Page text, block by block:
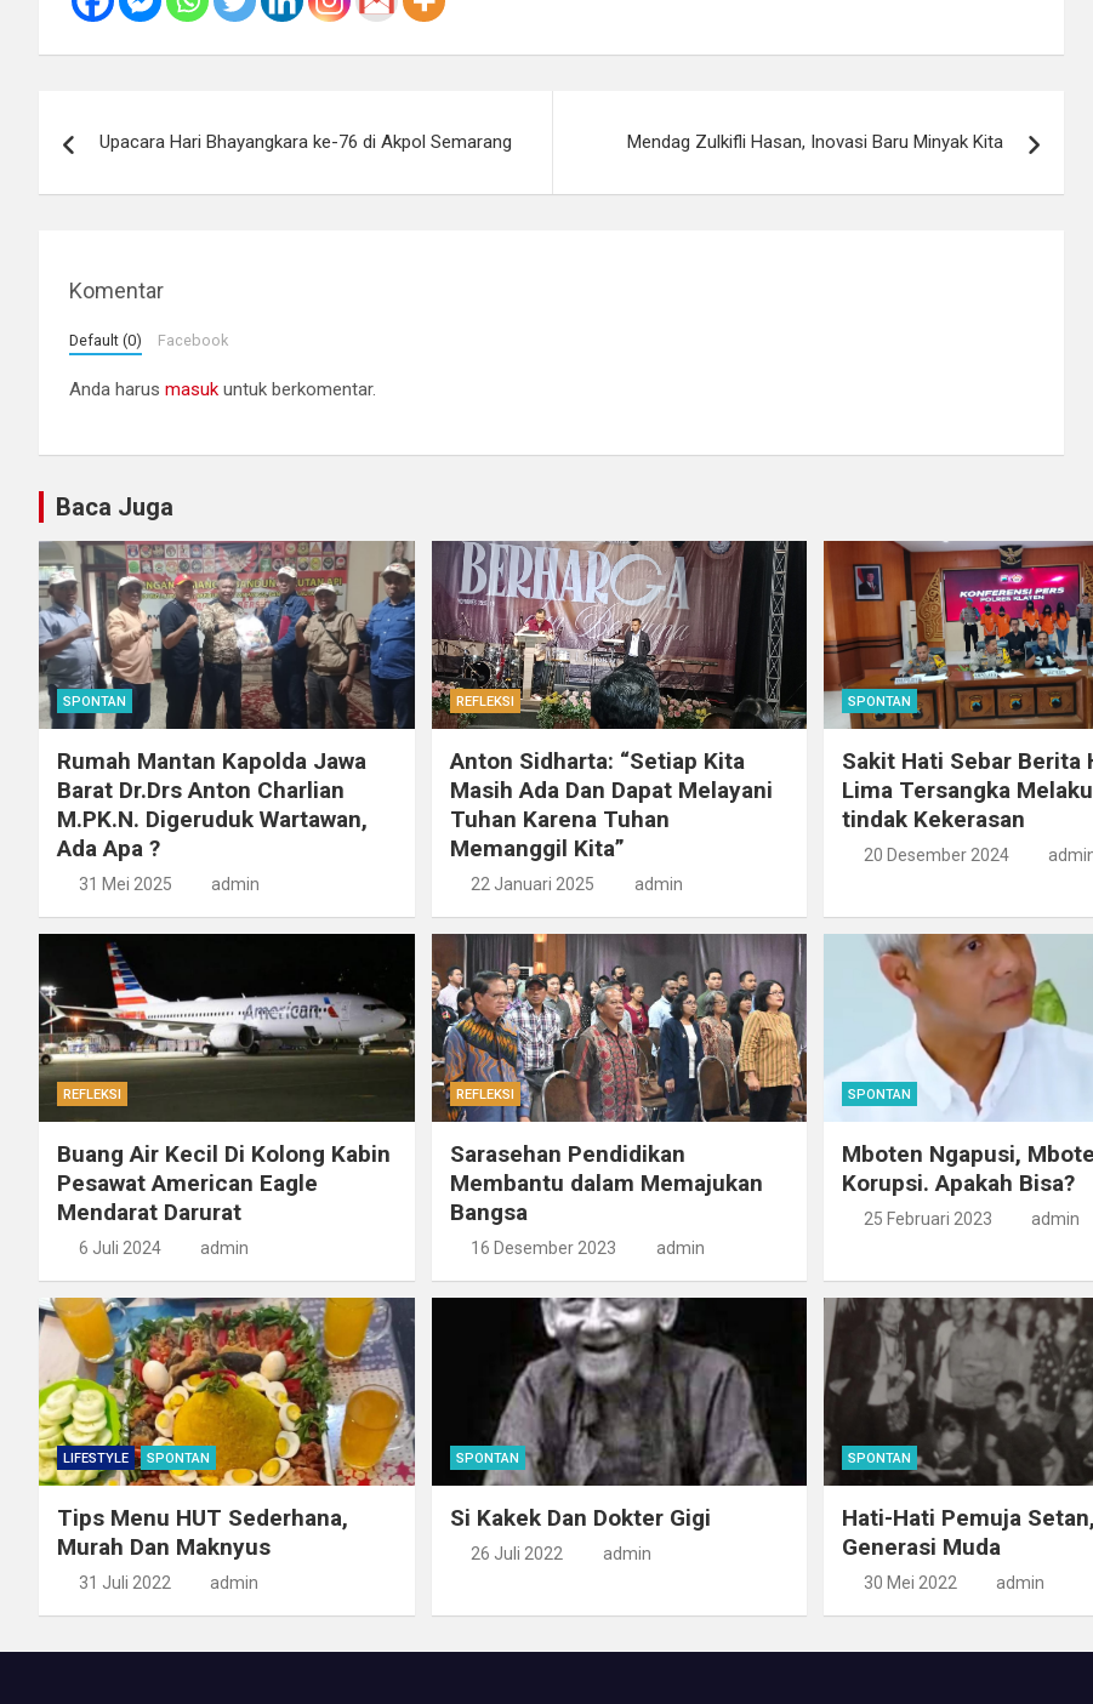
pos
Upacara Hari Bhayangkara ke-76 di Akpol Semarang Mendag Zulkifli Hasan, Inovasi Baru Minyak Kita
Komentar
Default (0) Facebook
Anda harus masuk untuk berkomentar.
Baca Juga
SPONTAN
Rumah Mantan Kapolda Jawa
Barat Dr.Drs Anton Charlian
M.PK.N. Digeruduk Wartawan,
Ada Apa ?
31 Mei 2025 admin
REFLEKSI
Anton Sidharta: “Setiap Kita
Masih Ada Dan Dapat Melayani
Tuhan Karena Tuhan
Memanggil Kita”
22 Januari 2025 admin
SPONTAN
Sakit Hati Sebar Berita
Lima Tersangka
tindak Kekerasan
20 Desember 2024
REFLEKSI
Buang Air Kecil Di Kolong Kabin
Pesawat American Eagle
Mendarat Darurat
6 Juli 2024 admin
REFLEKSI
Sarasehan Pendidikan
Membantu dalam Memajukan
Bangsa
16 Desember 2023 admin
SPONTAN
Mboten Ngapusi,
Korupsi. Apakah Bisa?
25 Februari 2023 admin
LIFESTYLE SPONTAN
Tips Menu HUT Sederhana,
Murah Dan Maknyus
31 Juli 2022 admin
SPONTAN
Si Kakek Dan Dokter Gigi
26 Juli 2022 admin
SPONTAN
Hati-Hati Pemuja
Generasi Muda
30 Mei 2022 admin